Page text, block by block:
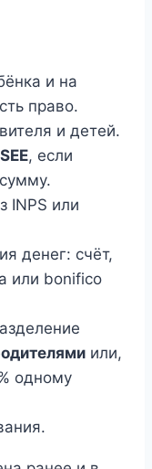
и на
право.
и детей.
, если
INPS или
денег: счёт,
или bonifico
или,
одному